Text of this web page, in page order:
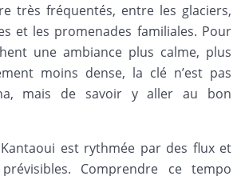
très fréquentés, entre les glaciers,
et les promenades familiales. Pour
une ambiance plus calme, plus
moins dense, la clé n’est pas
mais de savoir y aller au bon
est rythmée par des flux et
Comprendre ce tempo